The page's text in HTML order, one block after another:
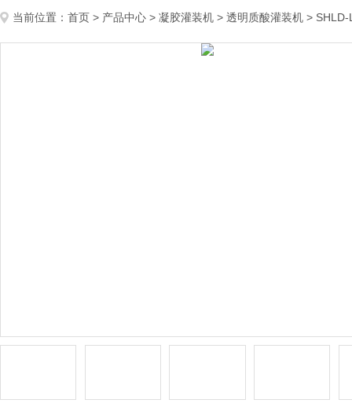
当前位置： 首页 > 产品中心 > 凝胶灌装机 > 透明质酸灌装机 > SHLD-